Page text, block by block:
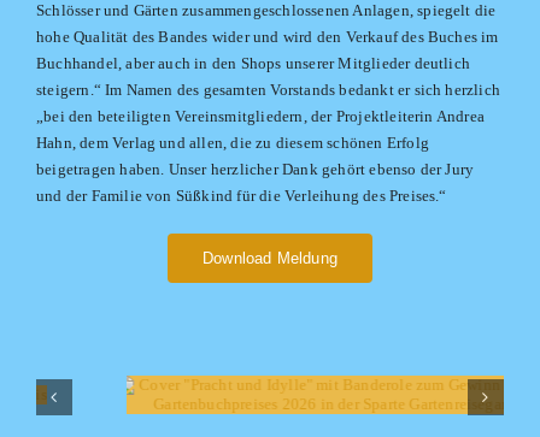
Schlösser und Gärten zusammengeschlossenen Anlagen, spiegelt die
hohe Qualität des Bandes wider und wird den Verkauf des Buches im
Buchhandel, aber auch in den Shops unserer Mitglieder deutlich
steigern.“ Im Namen des gesamten Vorstands bedankt er sich herzlich
„bei den beteiligten Vereinsmitgliedern, der Projektleiterin Andrea
Hahn, dem Verlag und allen, die zu diesem schönen Erfolg
beigetragen haben. Unser herzlicher Dank gehört ebenso der Jury
und der Familie von Süßkind für die Verleihung des Preises.“
Download Meldung